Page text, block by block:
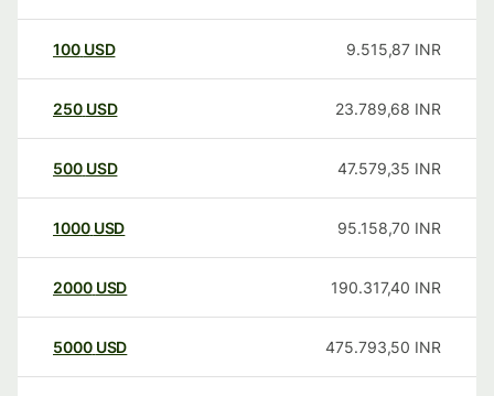
100 USD 9.515,87 INR
250 USD 23.789,68 INR
500 USD 47.579,35 INR
1000 USD 95.158,70 INR
2000 USD 190.317,40 INR
5000 USD 475.793,50 INR